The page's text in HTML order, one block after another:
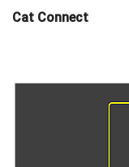
Cat Connect